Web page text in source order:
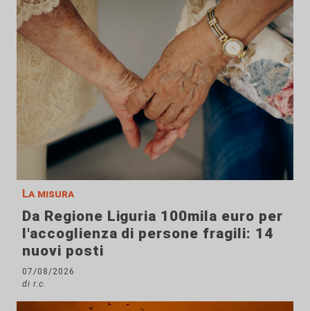
La misura
Da Regione Liguria 100mila euro per
l'accoglienza di persone fragili: 14
nuovi posti
07/08/2026
di r.c.